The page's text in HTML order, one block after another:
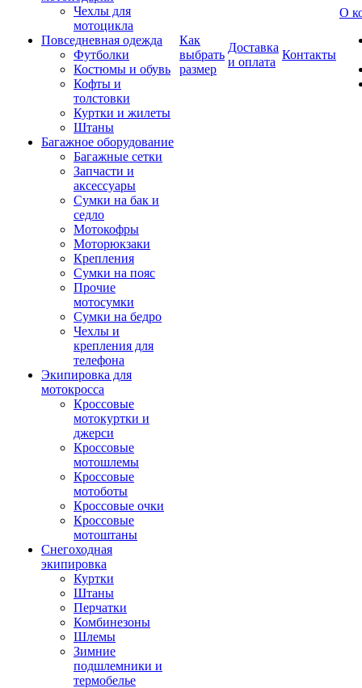
Чехлы для
мотоцикла
Повседневная одежда
Футболки
Костюмы и обувь
Кофты и
толстовки
Куртки и жилеты
Штаны
Багажное оборудование
Багажные сетки
Запчасти и
аксессуары
Сумки на бак и
седло
Мотокофры
Моторюкзаки
Крепления
Сумки на пояс
Прочие
мотосумки
Сумки на бедро
Чехлы и
крепления для
телефона
Экипировка для
мотокросса
Кроссовые
мотокуртки и
джерси
Кроссовые
мотошлемы
Кроссовые
мотоботы
Кроссовые очки
Кроссовые
мотоштаны
Снегоходная
экипировка
Куртки
Штаны
Перчатки
Комбинезоны
Шлемы
Зимние
подшлемники и
термобелье
Как
выбрать
размер
Доставка
и оплата
Контакты
О